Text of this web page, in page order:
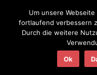
Um unsere
fortlaufend verbessern
Durch die weitere
Ok